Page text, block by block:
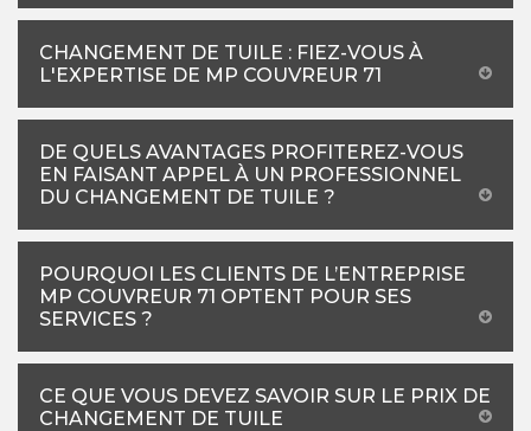
CHANGEMENT DE TUILE : FIEZ-VOUS À
L'EXPERTISE DE MP COUVREUR 71
DE QUELS AVANTAGES PROFITEREZ-VOUS
EN FAISANT APPEL À UN PROFESSIONNEL
DU CHANGEMENT DE TUILE ?
POURQUOI LES CLIENTS DE L’ENTREPRISE
MP COUVREUR 71 OPTENT POUR SES
SERVICES ?
CE QUE VOUS DEVEZ SAVOIR SUR LE PRIX DE
CHANGEMENT DE TUILE